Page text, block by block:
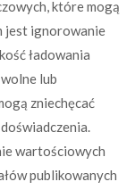
które mogą
jest ignorowanie
ładowania
lub
zniechęcać
wartościowych
publikowanych